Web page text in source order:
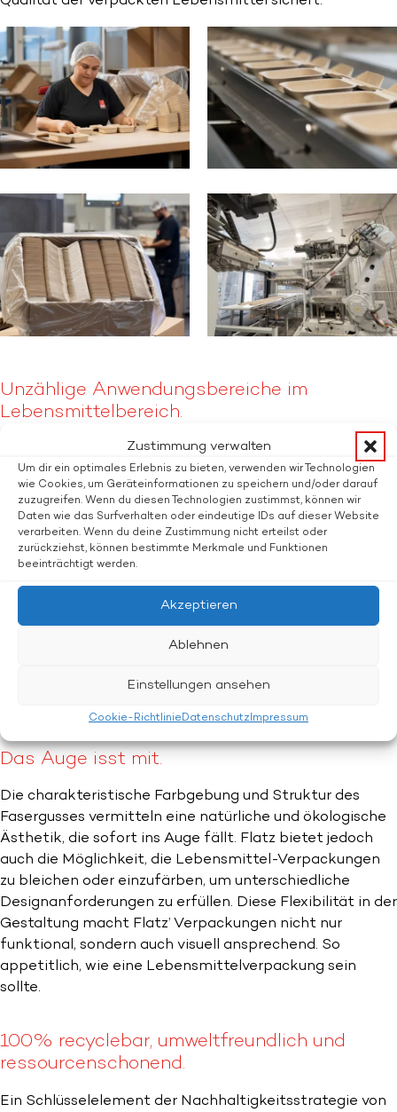
Zustimmung verwalten
Um dir ein optimales Erlebnis zu bieten, verwenden wir Technologien
wie Cookies, um Geräteinformationen zu speichern und/oder darauf
zuzugreifen. Wenn du diesen Technologien zustimmst, können wir
Daten wie das Surfverhalten oder eindeutige IDs auf dieser Website
verarbeiten. Wenn du deine Zustimmung nicht erteilst oder
zurückziehst, können bestimmte Merkmale und Funktionen
beeinträchtigt werden.
Akzeptieren
Ablehnen
Einstellungen ansehen
Cookie-Richtlinie Datenschutz Impressum
Unzählige Anwendungsbereiche im
Lebensmittelbereich.
Neben der revolutionären Kaffeeverpackung für
CoffeeB eignet sich die Technologie für eine breite
Palette von Lebensmitteln: für Obst und Gemüse, Wurst
und Fleischwaren, für To-Go-Verpackungen, Süßwaren,
Trockenlebensmitteln, um nur ein paar der
Anwendungsbereiche zu nennen. Flatz arbeitet
verschiedene Lebensmitteltypen und -anforderungen
zuzuschneiden. Dieser individuelle Ansatz ermöglicht es,
spezifische Bedürfnisse verschiedener
Verpackung perfekt auf das jeweilige Produkt
Das Auge isst mit.
Die charakteristische Farbgebung und Struktur des
Fasergusses vermitteln eine natürliche und ökologische
Ästhetik, die sofort ins Auge fällt. Flatz bietet jedoch
auch die Möglichkeit, die Lebensmittel-Verpackungen
zu bleichen oder einzufärben, um unterschiedliche
Designanforderungen zu erfüllen. Diese Flexibilität in der
Gestaltung macht Flatz’ Verpackungen nicht nur
funktional, sondern auch visuell ansprechend. So
appetitlich, wie eine Lebensmittelverpackung sein
sollte.
100% recyclebar, umweltfreundlich und
ressourcenschonend.
Ein Schlüsselelement der Nachhaltigkeitsstrategie von